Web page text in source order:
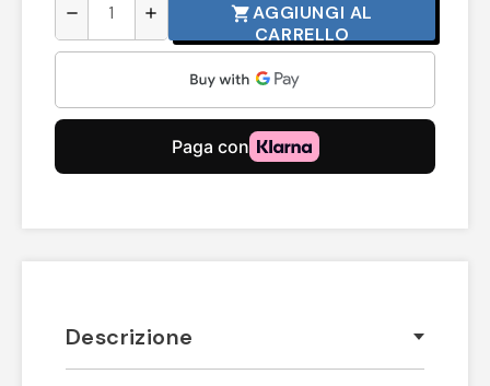
remove add shopping_cartAGGIUNGI AL
CARRELLO
Descrizione